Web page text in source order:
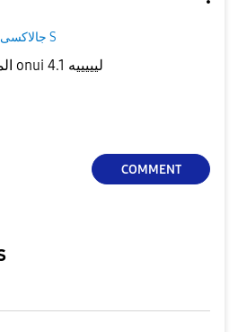
جالاكسى S
الموبيل واقف علي تحديث onui 4.1 ليييييه
COMMENT